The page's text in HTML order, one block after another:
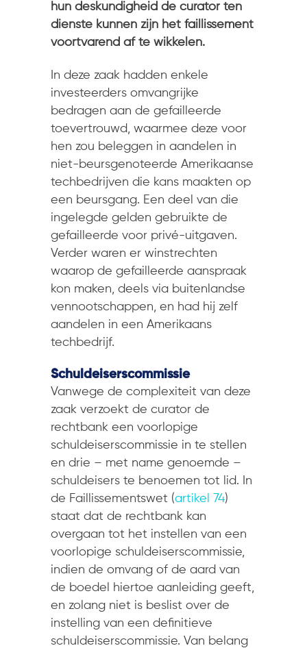
hun deskundigheid de curator ten
dienste kunnen zijn het faillissement
voortvarend af te wikkelen.
In deze zaak hadden enkele
investeerders omvangrijke
bedragen aan de gefailleerde
toevertrouwd, waarmee deze voor
hen zou beleggen in aandelen in
niet-beursgenoteerde Amerikaanse
techbedrijven die kans maakten op
een beursgang. Een deel van die
ingelegde gelden gebruikte de
gefailleerde voor privé-uitgaven.
Verder waren er winstrechten
waarop de gefailleerde aanspraak
kon maken, deels via buitenlandse
vennootschappen, en had hij zelf
aandelen in een Amerikaans
techbedrijf.
Schuldeiserscommissie
Vanwege de complexiteit van deze
zaak verzoekt de curator de
rechtbank een voorlopige
schuldeiserscommissie in te stellen
en drie – met name genoemde –
schuldeisers te benoemen tot lid. In
de Faillissementswet (artikel 74)
staat dat de rechtbank kan
overgaan tot het instellen van een
voorlopige schuldeiserscommissie,
indien de omvang of de aard van
de boedel hiertoe aanleiding geeft,
en zolang niet is beslist over de
instelling van een definitieve
schuldeiserscommissie. Van belang